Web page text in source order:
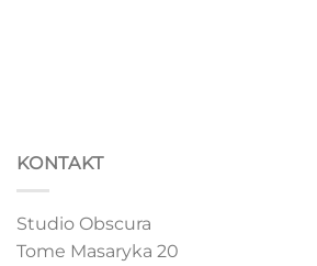
KONTAKT
Studio Obscura
Tome Masaryka 20